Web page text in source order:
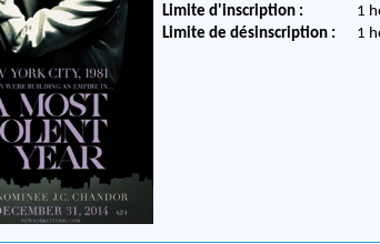
Limite d'inscription :
1
Limite de désinscription :
1